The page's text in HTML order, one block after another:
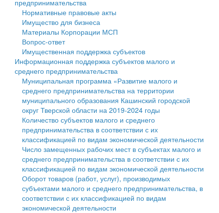
Государственные услуги
Промышленность и АПК
Экономика и бизнес
...
Символика
Устав
Гостям округа
Туризм
Культура
Образование
Здравоохранение
Социальная защита
Фотоальбом
муниципального округа Тверской области
Администрация Кашинского муниципального округа
Тверской области
Управление сельскими территориями
Открытые данные
Работа с обращениями граждан
Муниципальный контроль
Муниципальные услуги
Проекты административных регламентов
Антимонопольный комплаенс
Противодействие коррупции
Финансовое управление
Бюджет для граждан
Имущество
Выявление правообладателей ранее учтенных
объектов недвижимости
Имущественная поддержка субъектов малого и
среднего предпринимательства
Информационная поддержка субъектов малого и
среднего предпринимательства
Муниципальные программы
Контрольно-счетная палата
предпринимательства
Нормативные правовые акты
Имущество для бизнеса
Материалы Корпорации МСП
Вопрос-ответ
Имущественная поддержка субъектов
Информационная поддержка субъектов малого и
среднего предпринимательства
Муниципальная программа «Развитие малого и
среднего предпринимательства на территории
муниципального образования Кашинский городской
округ Тверской области на 2019-2024 годы
Количество субъектов малого и среднего
предпринимательства в соответствии с их
классификацией по видам экономической деятельности
Число замещенных рабочих мест в субъектах малого и
среднего предпринимательства в соответствии с их
классификацией по видам экономической деятельности
Оборот товаров (работ, услуг), производимых
субъектами малого и среднего предпринимательства, в
соответствии с их классификацией по видам
экономической деятельности